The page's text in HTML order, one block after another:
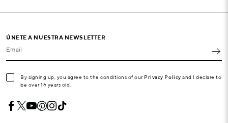
ÚNETE A NUESTRA NEWSLETTER
Email
By signing up, you agree to the conditions of our Privacy Policy and I declare to
be over 16 years old.